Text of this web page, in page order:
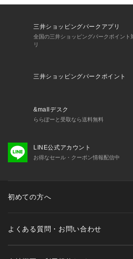
三井ショッピングパークアプリ
全国の三井ショッピングパークポイント
リ
三井ショッピングパークポイント
&mallデスク
ららぽーと受取なら送料無料
LINE公式アカウント
お得なセール・クーポン情報配信中
初めての方へ
よくある質問・お問い合わせ